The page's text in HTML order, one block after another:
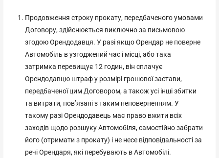
Продовження строку прокату, передбаченого умовами
Договору, здійснюється виключно за письмовою
згодою Орендодавця. У разі якщо Орендар не поверне
Автомобіль в узгоджений час і місці, або така
затримка перевищує 12 годин, він сплачує
Орендодавцю штраф у розмірі грошової застави,
передбаченої цим Договором, а також усі інші збитки
та витрати, пов’язані з таким неповерненням. У
такому разі Орендодавець має право вжити всіх
заходів щодо розшуку Автомобіля, самостійно забрати
його (отримати з прокату) і не несе відповідальності за
речі Орендаря, які перебувають в Автомобілі.